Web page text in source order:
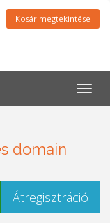
Kosár megtekintése
a
domain